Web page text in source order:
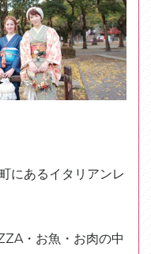
にあるイタリアンレ
・お魚・お肉の中